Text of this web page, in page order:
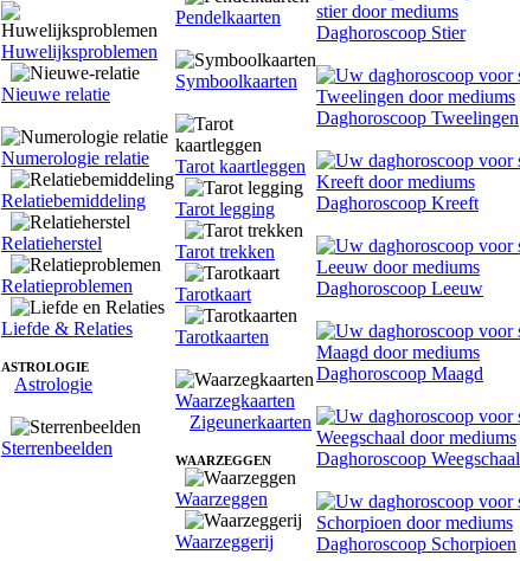
Huwelijksproblemen
Nieuwe relatie
Numerologie relatie
Relatiebemiddeling
Relatieherstel
Relatieproblemen
Liefde & Relaties
ASTROLOGIE
Astrologie
Sterrenbeelden
Pendelkaarten
Symboolkaarten
Tarot kaartleggen
Tarot legging
Tarot trekken
Tarotkaart
Tarotkaarten
Waarzegkaarten
Zigeunerkaarten
WAARZEGGEN
Waarzeggen
Waarzeggerij
Daghoroscoop Stier
Daghoroscoop Tweelingen
Daghoroscoop Kreeft
Daghoroscoop Leeuw
Daghoroscoop Maagd
Daghoroscoop Weegschaal
Daghoroscoop Schorpioen